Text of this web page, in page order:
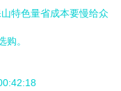
特色量省成本要慢给众
购。